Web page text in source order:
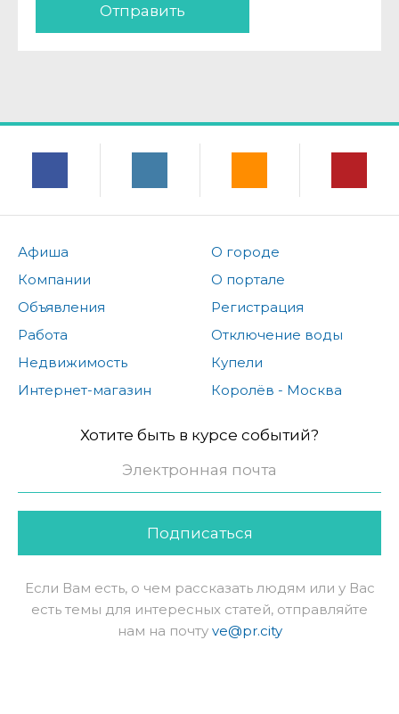
Отправить
Афиша
Компании
Объявления
Работа
Недвижимость
Интернет-магазин
О городе
О портале
Регистрация
Отключение воды
Купели
Королёв - Москва
Хотите быть в курсе событий?
Подписаться
Если Вам есть, о чем рассказать людям или у Вас
есть темы для интересных статей, отправляйте
нам на почту ve@pr.city